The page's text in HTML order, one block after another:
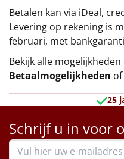
Betalen kan via iDeal,
Levering op rekening is
februari, met
Bekijk alle
Betaalmogelijkheden
25
Schrijf u in voor